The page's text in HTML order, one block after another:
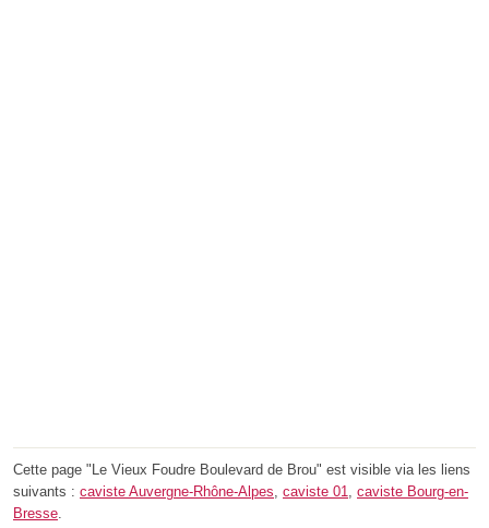
Cette page "Le Vieux Foudre Boulevard de Brou" est visible via les liens
suivants : caviste Auvergne-Rhône-Alpes caviste 01
caviste Bourg-en-
Bresse